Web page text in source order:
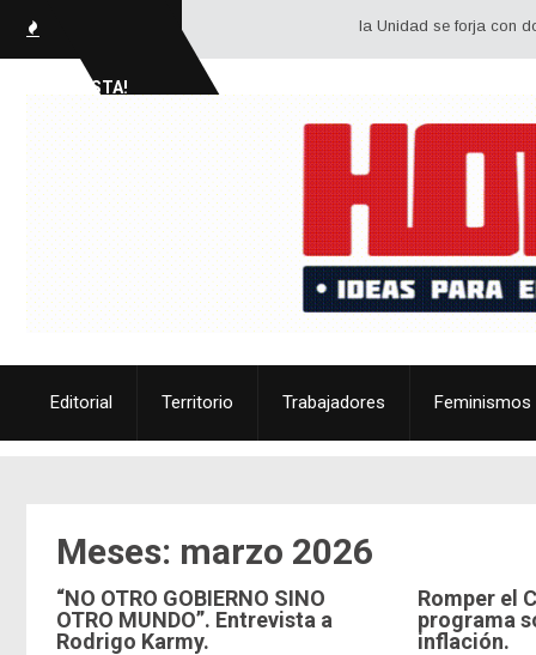
SOCIALISTA!
la Unidad se forja con dos
Editorial Territorio Trabajadores Feminismos
Meses: marzo 2026
“NO OTRO GOBIERNO SINO
OTRO MUNDO”. Entrevista a
Rodrigo Karmy.
Romper el
programa
inflación.